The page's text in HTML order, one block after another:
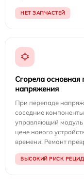
НЕТ ЗАПЧАСТЕЙ
Сгорела основная
напряжения
При перепаде
соседние
управляющий
цене нового
времени. Ремонт
ВЫСОКИЙ РИСК